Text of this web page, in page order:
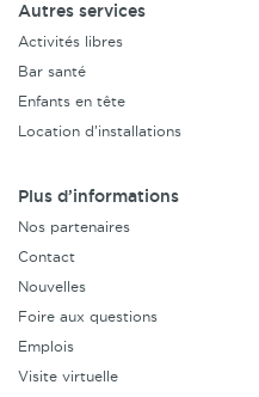
Autres services
Activités libres
Bar santé
Enfants en tête
Location d’installations
Plus d’informations
Nos partenaires
Contact
Nouvelles
Foire aux questions
Emplois
Visite virtuelle